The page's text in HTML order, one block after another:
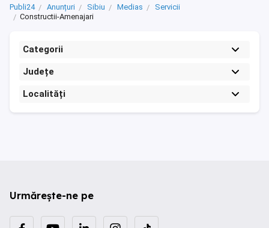
Publi24 Anunțuri Sibiu Medias
Servicii
Constructii-Amenajari
Categorii
Județe
Localități
Urmărește-ne pe